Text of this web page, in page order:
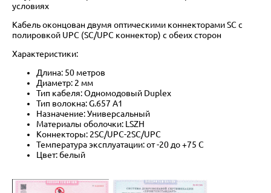
условиях
Кабель оконцован двумя оптическими коннекторами SC с
полировкой UPC (SC/UPC коннектор) с обеих сторон
Характеристики:
Длина: 50 метров
Диаметр: 2 мм
Тип кабеля: Одномодовый Duplex
Тип волокна: G.657 A1
Назначение: Универсальный
Материалы оболочки: LSZH
Коннекторы: 2SC/UPC-2SC/UPC
Температура эксплуатации: от -20 до +75 C
Цвет: белый